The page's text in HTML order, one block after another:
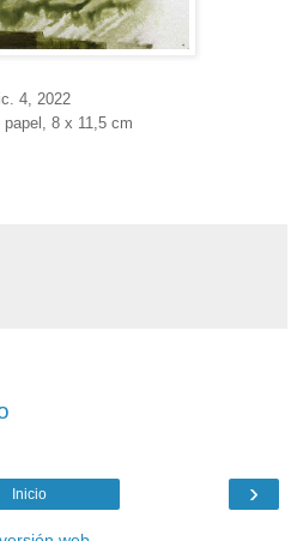
4 , 2022
papel, 8 x 11,5 cm
›
Inicio